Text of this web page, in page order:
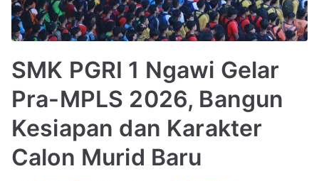
SMK PGRI 1 Ngawi Gelar
Pra-MPLS 2026, Bangun
Kesiapan dan Karakter
Calon Murid Baru